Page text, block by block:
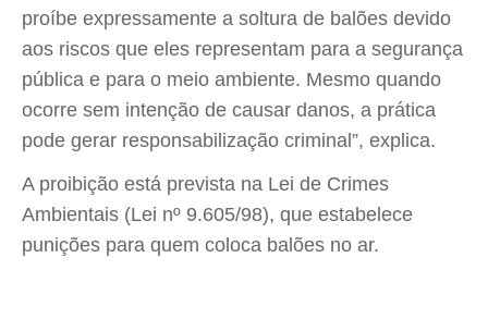
proíbe expressamente a soltura de balões devido
aos riscos que eles representam para a segurança
pública e para o meio ambiente. Mesmo quando
ocorre sem intenção de causar danos, a prática
pode gerar responsabilização criminal”, explica.
A proibição está prevista na Lei de Crimes
Ambientais (Lei nº 9.605/98), que estabelece
punições para quem coloca balões no ar.